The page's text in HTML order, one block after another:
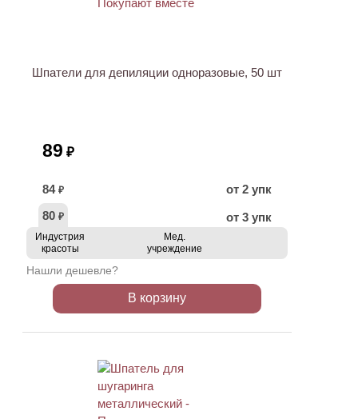
Шпатели для депиляции одноразовые, 50 шт
89 ₽
84 ₽
от 2 упк
80 ₽ от 3 упк
Индустрия
красоты
Мед.
учреждение
Нашли дешевле?
В корзину